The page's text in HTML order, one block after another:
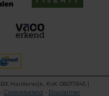
Harderwijk, KvK 08017845 |
• Cookiebeleid • Disclaimer